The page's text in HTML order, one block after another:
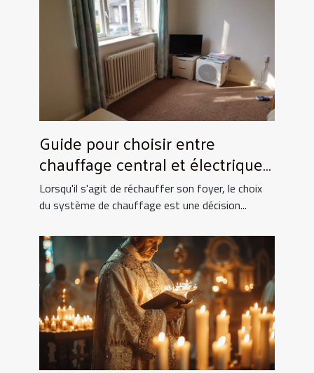
Guide pour choisir entre
chauffage central et électrique
pour la maison
Lorsqu'il s'agit de réchauffer son foyer, le choix
du système de chauffage est une décision...